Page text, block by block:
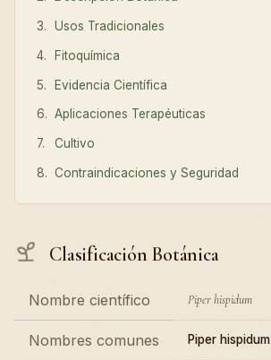
Usos Tradicionales
Fitoquímica
Evidencia Científica
Aplicaciones Terapéuticas
Cultivo
Contraindicaciones y Seguridad
Clasificación Botánica
Nombre científico Piper hispidum
Nombres comunes Piper hispidum